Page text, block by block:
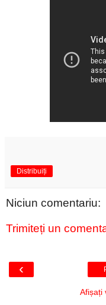
Distribuiți
Niciun comentariu:
Trimiteți un
‹
Afișați